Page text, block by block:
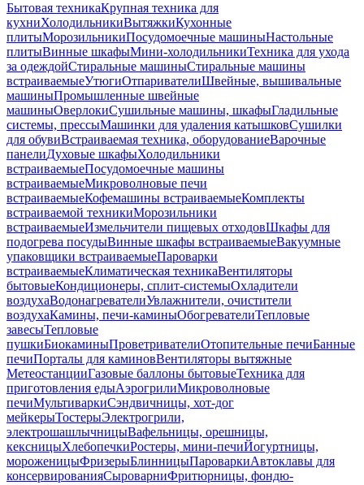
Бытовая техникаКрупная техника для
кухниХолодильникиВытяжкиКухонные
плитыМорозильникиПосудомоечные машиныНастольные
плитыВинные шкафыМини-холодильникиТехника для ухода
за одеждойСтиральные машиныСтиральные машины
встраиваемыеУтюгиОтпаривателиШвейные, вышивальные
машиныПромышленные швейные
машиныОверлокиСушильные машины, шкафыГладильные
системы, прессыМашинки для удаления катышковСушилки
для обувиВстраиваемая техника, оборудованиеВарочные
панелиДуховые шкафыХолодильники
встраиваемыеПосудомоечные машины
встраиваемыеМикроволновые печи
встраиваемыеКофемашины встраиваемыеКомплекты
встраиваемой техникиМорозильники
встраиваемыеИзмельчители пищевых отходовШкафы для
подогрева посудыВинные шкафы встраиваемыеВакуумные
упаковщики встраиваемыеПароварки
встраиваемыеКлиматическая техникаВентиляторы
бытовыеКондиционеры, сплит-системыОхладители
воздухаВодонагревателиУвлажнители, очистители
воздухаКамины, печи-каминыОбогревателиТепловые
завесыТепловые
пушкиБиокаминыПроветривателиОтопительные печиБанные
печиПорталы для каминовВентиляторы вытяжные
МетеостанцииГазовые баллоны бытовыеТехника для
приготовления едыАэрогрилиМикроволновые
печиМультиваркиСэндвичницы, хот-дог
мейкерыТостерыЭлектрогрили,
электрошашлычницыВафельницы, орешницы,
кексницыХлебопечкиРостеры, мини-печиЙогуртницы,
мороженицыФризерыБлинницыПароваркиАвтоклавы для
консервированияСыроварниФритюрницы, фондю-